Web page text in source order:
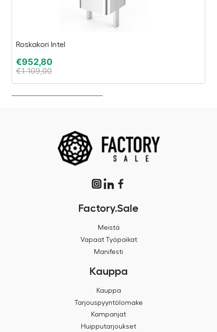
Roskakori Intel
€952,80
€1 109,00
Factory.Sale
Meistä
Vapaat Työpaikat
Manifesti
Kauppa
Kauppa
Tarjouspyyntölomake
Kampanjat
Huipputarjoukset